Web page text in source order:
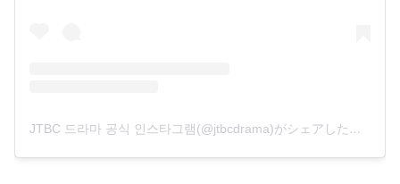
JTBC 드라마 공식 인스타그램(@jtbcdrama)がシェアした投稿